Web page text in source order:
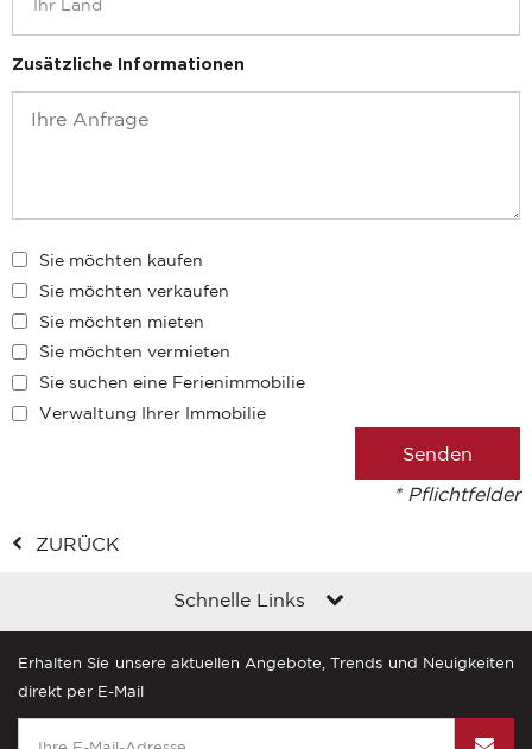
Zusätzliche Informationen
Sie möchten kaufen
Sie möchten verkaufen
Sie möchten mieten
Sie möchten vermieten
Sie suchen eine Ferienimmobilie
Verwaltung Ihrer Immobilie
* Pflichtfelder
ZURÜCK
Schnelle Links
Erhalten Sie unsere aktuellen Angebote, Trends und Neuigkeiten
direkt per E-Mail